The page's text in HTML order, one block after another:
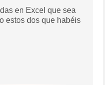
en Excel que sea
estos dos que habéis